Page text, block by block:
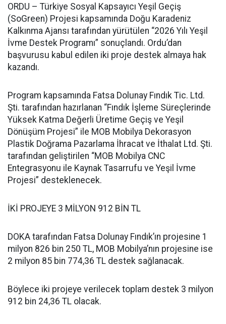
ORDU – Türkiye Sosyal Kapsayıcı Yeşil Geçiş
(SoGreen) Projesi kapsamında Doğu Karadeniz
Kalkınma Ajansı tarafından yürütülen “2026 Yılı Yeşil
İvme Destek Programı” sonuçlandı. Ordu’dan
başvurusu kabul edilen iki proje destek almaya hak
kazandı.
Program kapsamında Fatsa Dolunay Fındık Tic. Ltd.
Şti. tarafından hazırlanan “Fındık İşleme Süreçlerinde
Yüksek Katma Değerli Üretime Geçiş ve Yeşil
Dönüşüm Projesi” ile MOB Mobilya Dekorasyon
Plastik Doğrama Pazarlama İhracat ve İthalat Ltd. Şti.
tarafından geliştirilen “MOB Mobilya CNC
Entegrasyonu ile Kaynak Tasarrufu ve Yeşil İvme
Projesi” desteklenecek.
İKİ PROJEYE 3 MİLYON 912 BİN TL
DOKA tarafından Fatsa Dolunay Fındık’ın projesine 1
milyon 826 bin 250 TL, MOB Mobilya’nın projesine ise
2 milyon 85 bin 774,36 TL destek sağlanacak.
Böylece iki projeye verilecek toplam destek 3 milyon
912 bin 24,36 TL olacak.